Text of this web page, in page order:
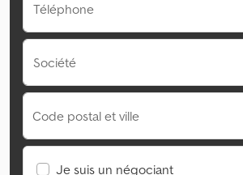
Téléphone
Société
Code postal et ville
Je suis un négociant